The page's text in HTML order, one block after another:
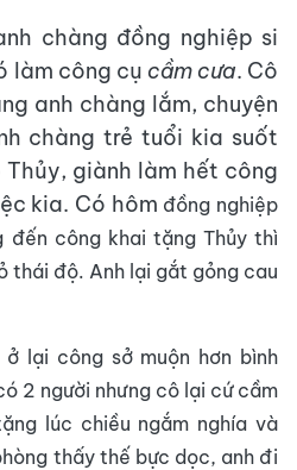
chàng đồng nghiệp si
làm công cụ cầm cưa. Cô
anh chàng lắm, chuyện
chàng trẻ tuổi kia suốt
giành làm hết công
kia. Có hôm đồng nghiệp
đến công khai tặng Thủy thì
thái độ. Anh lại gắt gỏng cau
lại công sở muộn hơn bình
2 người nhưng cô lại cứ cầm
lúc chiều ngắm nghía và
thấy thế bực dọc, anh đi